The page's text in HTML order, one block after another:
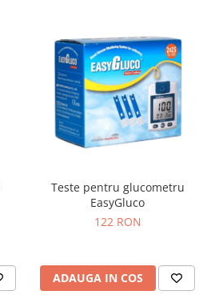
Teste pentru glucometru
EasyGluco
122 RON
ADAUGA IN COS